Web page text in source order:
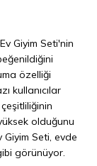
Giyim Seti'nin
özelliği
kullanıcılar
olduğunu
Seti, evde
görünüyor.